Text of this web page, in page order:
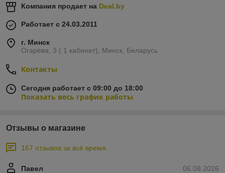
Компания продает на Deal.by
Работает с 24.03.2011
г. Минск
Огарёва, 3 ( 1 кабинет), Минск, Беларусь
Контакты
Сегодня работает с 09:00 до 18:00
Показать весь график работы
Отзывы о магазине
167 отзывов за всё время
06.08.2026
Павел